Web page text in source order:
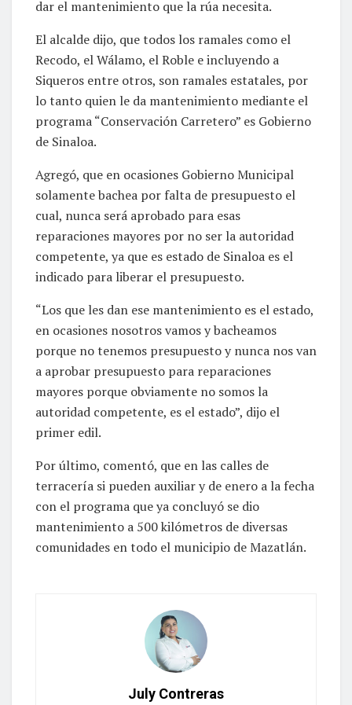
dar el mantenimiento que la rúa necesita.
El alcalde dijo, que todos los ramales como el
Recodo, el Wálamo, el Roble e incluyendo a
Siqueros entre otros, son ramales estatales, por
lo tanto quien le da mantenimiento mediante el
programa “Conservación Carretero” es Gobierno
de Sinaloa.
Agregó, que en ocasiones Gobierno Municipal
solamente bachea por falta de presupuesto el
cual, nunca será aprobado para esas
reparaciones mayores por no ser la autoridad
competente, ya que es estado de Sinaloa es el
indicado para liberar el presupuesto.
“Los que les dan ese mantenimiento es el estado,
en ocasiones nosotros vamos y bacheamos
porque no tenemos presupuesto y nunca nos van
a aprobar presupuesto para reparaciones
mayores porque obviamente no somos la
autoridad competente, es el estado”, dijo el
primer edil.
Por último, comentó, que en las calles de
terracería si pueden auxiliar y de enero a la fecha
con el programa que ya concluyó se dio
mantenimiento a 500 kilómetros de diversas
comunidades en todo el municipio de Mazatlán.
July Contreras